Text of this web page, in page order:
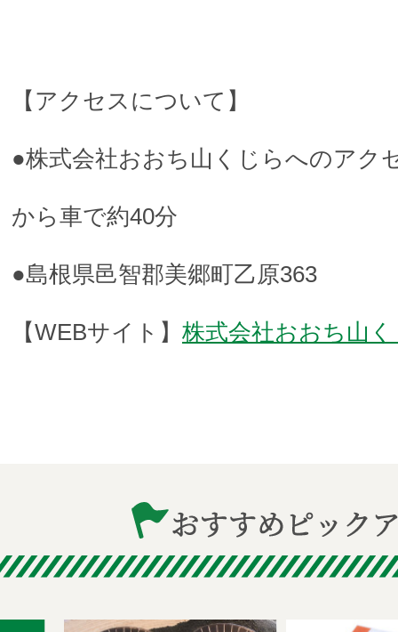
【アクセスについて】
●株式会社おおち山くじらへのアク
から車で約40分
●島根県邑智郡美郷町乙原363
【WEBサイト】 株式会社おおち山